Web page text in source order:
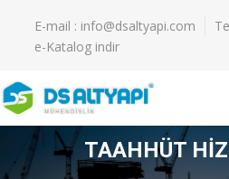
E-mail : info@dsaltyapi.com
e-Katalog indir
TAAHHÜT